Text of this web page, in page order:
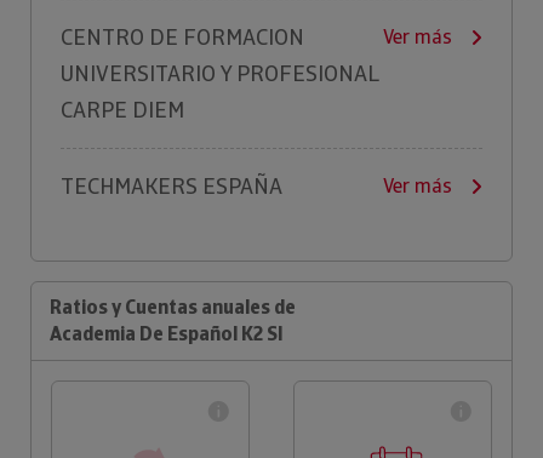
CENTRO DE FORMACION
UNIVERSITARIO Y PROFESIONAL
CARPE DIEM
Ver más
TECHMAKERS ESPAÑA Ver más
Ratios y Cuentas anuales de
Academia De Español K2 Sl